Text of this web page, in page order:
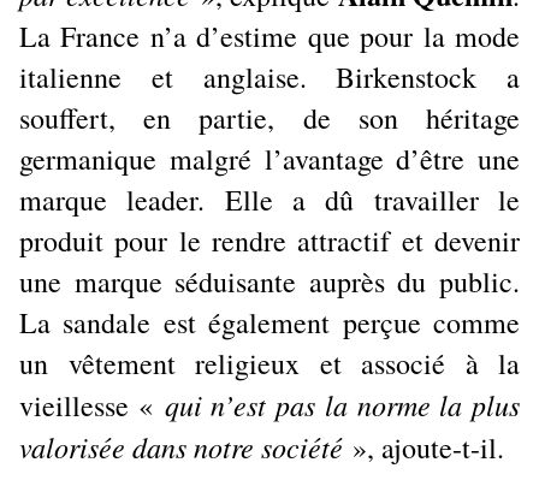
La France n’a d’estime que pour la mode
italienne et anglaise. Birkenstock a
souffert, en partie, de son héritage
germanique malgré l’avantage d’être une
marque leader. Elle a dû travailler le
produit pour le rendre attractif et devenir
une marque séduisante auprès du public.
La sandale est également perçue comme
un vêtement religieux et associé à la
vieillesse « qui n’est pas la norme la plus
valorisée dans notre société », ajoute-t-il.